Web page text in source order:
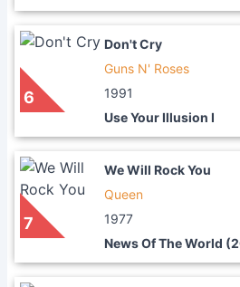
6
Don't Cry
Guns N' Roses
1991
Use Your Illusion I
7
We Will Rock You
Queen
1977
News Of The World